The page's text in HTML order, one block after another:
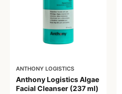
ANTHONY LOGISTICS
Anthony Logistics Algae
Facial Cleanser (237 ml)